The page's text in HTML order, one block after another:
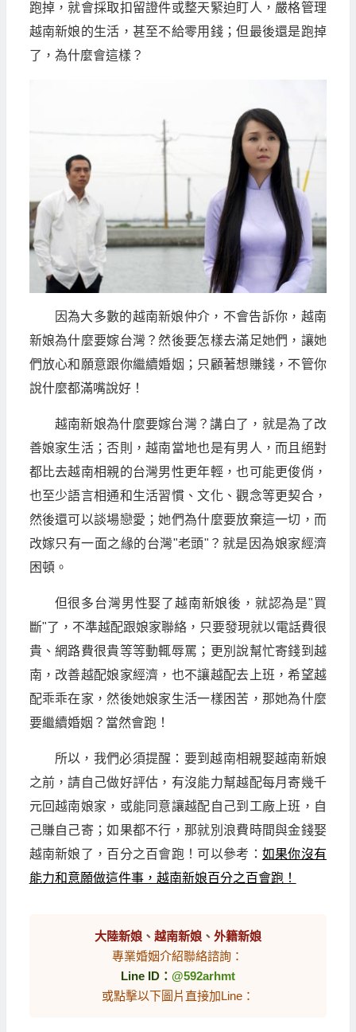
跑掉，就會採取扣留證件或整天緊迫盯人，嚴格管理
越南新娘的生活，甚至不給零用錢；但最後還是跑掉
了，為什麼會這樣？
因為大多數的越南新娘仲介，不會告訴你，越南
新娘為什麼要嫁台灣？然後要怎樣去滿足她們，讓她
們放心和願意跟你繼續婚姻；只顧著想賺錢，不管你
說什麼都滿嘴說好！
越南新娘為什麼要嫁台灣？講白了，就是為了改
善娘家生活；否則，越南當地也是有男人，而且絕對
都比去越南相親的台灣男性更年輕，也可能更俊俏，
也至少語言相通和生活習慣、文化、觀念等更契合，
然後還可以談場戀愛；她們為什麼要放棄這一切，而
改嫁只有一面之緣的台灣"老頭"？就是因為娘家經濟
困頓。
但很多台灣男性娶了越南新娘後，就認為是"買
斷"了，不準越配跟娘家聯絡，只要發現就以電話費很
貴、網路費很貴等等動輒辱罵；更別說幫忙寄錢到越
南，改善越配娘家經濟，也不讓越配去上班，希望越
配乖乖在家，然後她娘家生活一樣困苦，那她為什麼
要繼續婚姻？當然會跑！
所以，我們必須提醒：要到越南相親娶越南新娘
之前，請自己做好評估，有沒能力幫越配每月寄幾千
元回越南娘家，或能同意讓越配自己到工廠上班，自
己賺自己寄；如果都不行，那就別浪費時間與金錢娶
越南新娘了，百分之百會跑！可以參考： 如果你沒有
能力和意願做這件事，越南新娘百分之百會跑！
大陸新娘、 越南新娘、 外籍新娘
專業婚姻介紹聯絡諮詢：
Line ID： @592arhmt
或點擊以下圖片直接加Line：